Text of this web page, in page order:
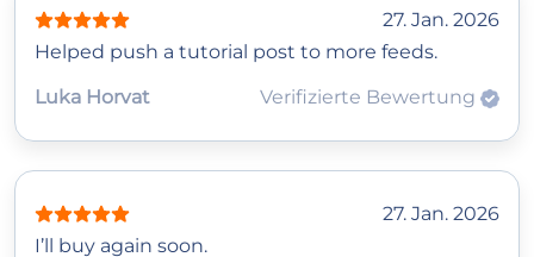
27. Jan. 2026
Helped push a tutorial post to more feeds.
Luka Horvat
Verifizierte Bewertung
27. Jan. 2026
I’ll buy again soon.